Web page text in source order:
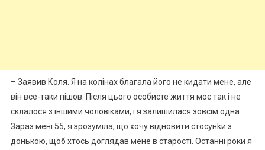
– Заявив Коля. Я на колінах благала його не кидати мене, але
він все-таки пішов. Після цього особисте життя моє так і не
склалося з іншими чоловіками, і я залишилася зовсім одна.
Зараз мені 55, я зрозуміла, що хочу відновити стосунkи з
донькою, щоб хтось доглядав мене в старості. Останні роки я